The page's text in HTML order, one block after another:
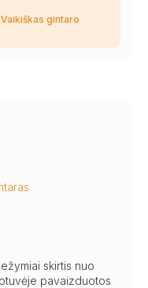
Vaikiškas gintaro
skirtis nuo
pavaizduotos